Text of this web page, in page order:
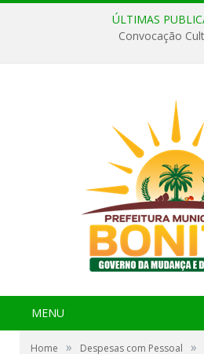
ÚLTIMAS
Convocação
MENU
Home » Despesas com Pessoal »